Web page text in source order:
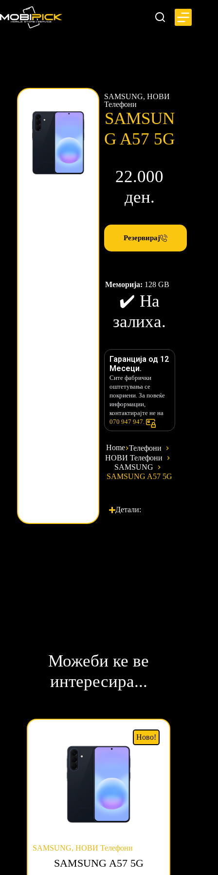
SAMSUNG, НОВИ
Телефони
SAMSUN
G A57 5G
22.000
ден.
Резервирај
Меморија: 128 GB
✔️ На
залиха.
Гаранција од 12
Месеци.
Сите фабрички
оштетувања се
покриени. За повеќе
информации,
контактирајте не на
070 947 947.
Home Телефони
НОВИ Телефони
SAMSUNG
SAMSUNG A57 5G
Детали:
Можеби ке ве
интересира...
Ново!
SAMSUNG, НОВИ Телефони
SAMSUNG A57 5G